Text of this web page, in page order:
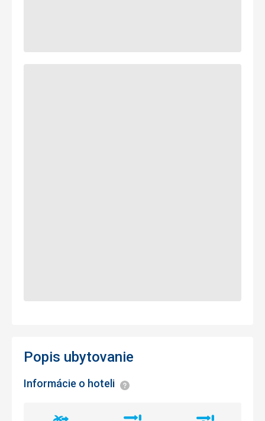
Popis ubytovanie
Informácie o hoteli Informácie